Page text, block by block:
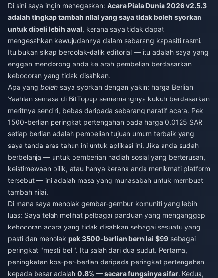
Di sini saya ingin menegaskan: Acara Piala Dunia 2026 v2.5.3
adalah tingkap tambah nilai yang saya tidak boleh syorkan
untuk dibeli lebih awal, kerana saya tidak dapat
mengesahkan kewujudannya dalam sebarang kapasiti rasmi.
Itu bukan sikap berdolak-dalik editorial — itu adalah saya yang
enggan mendorong anda ke arah pembelian berdasarkan
kebocoran yang tidak disahkan.
Apa yang boleh saya syorkan dengan yakin: harga Berlian
Yaahlan semasa di BitTopup sememangnya kukuh berdasarkan
meritnya sendiri, bebas daripada sebarang naratif acara. Pek
1500-berlian peringkat pertengahan pada harga 0.0125 SAR
setiap berlian adalah pembelian tujuan umum terbaik yang
saya tanda aras tahun ini untuk aplikasi ini. Jika anda sudah
berbelanja — untuk pemberian hadiah sosial yang berterusan,
keistimewaan bilik, atau hanya kerana anda menikmati platform
tersebut — ini adalah masa yang munasabah untuk membuat
tambah nilai.
Di mana saya menolak gembar-gembur komuniti yang lebih
luas: Saya telah melihat pelbagai panduan yang menganggap
kebocoran acara yang tidak disahkan sebagai sesuatu yang
pasti dan menolak pek 3500-berlian bernilai $99 sebagai
peringkat "mesti beli". Itu salah dari dua sudut. Pertama,
peningkatan kos-per-berlian daripada peringkat pertengahan
kepada besar adalah 0.8% — secara fungsinya sifar. Kedua,